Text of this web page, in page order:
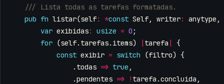
pub fn listar(self: *const Self, writer: anytype ,
var exibidas: usize = 0 ;
for (self. tarefas. items) | tarefa |
{
const exibir = switch (filtro) {
. todas => true ,
.pendentes => ! tarefa .concluida ,